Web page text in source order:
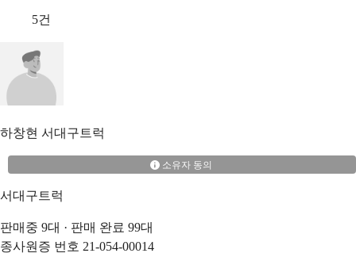
5건
하창현 서대구트럭
소유자 동의
서대구트럭
판매중 9대 · 판매 완료 99대
종사원증 번호 21-054-00014